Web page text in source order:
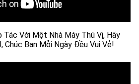
Tác Với Một Nhà Máy Thú Vị, Hãy
Chúc Bạn Mỗi Ngày Đều Vui Vẻ!